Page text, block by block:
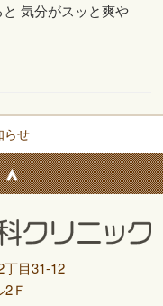
気分がスッと爽や
らせ
丁目31-12
Ｆ